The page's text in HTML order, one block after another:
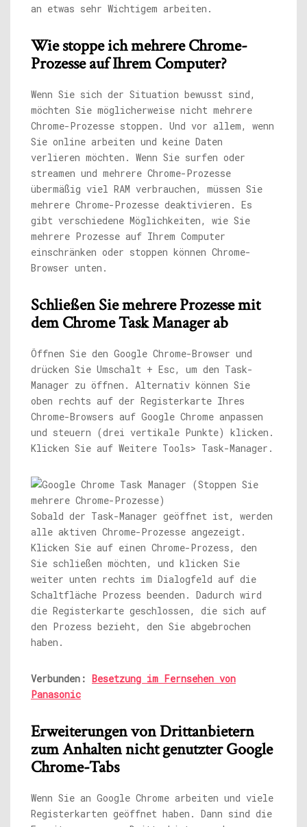
an etwas sehr Wichtigem arbeiten.
Wie stoppe ich mehrere Chrome-
Prozesse auf Ihrem Computer?
Wenn Sie sich der Situation bewusst sind,
möchten Sie möglicherweise nicht mehrere
Chrome-Prozesse stoppen. Und vor allem, wenn
Sie online arbeiten und keine Daten
verlieren möchten. Wenn Sie surfen oder
streamen und mehrere Chrome-Prozesse
übermäßig viel RAM verbrauchen, müssen Sie
mehrere Chrome-Prozesse deaktivieren. Es
gibt verschiedene Möglichkeiten, wie Sie
mehrere Prozesse auf Ihrem Computer
einschränken oder stoppen können Chrome-
Browser unten.
Schließen Sie mehrere Prozesse mit
dem Chrome Task Manager ab
Öffnen Sie den Google Chrome-Browser und
drücken Sie Umschalt + Esc, um den Task-
Manager zu öffnen. Alternativ können Sie
oben rechts auf der Registerkarte Ihres
Chrome-Browsers auf Google Chrome anpassen
und steuern (drei vertikale Punkte) klicken.
Klicken Sie auf Weitere Tools> Task-Manager.
Sobald der Task-Manager geöffnet ist, werden
alle aktiven Chrome-Prozesse angezeigt.
Klicken Sie auf einen Chrome-Prozess, den
Sie schließen möchten, und klicken Sie
weiter unten rechts im Dialogfeld auf die
Schaltfläche Prozess beenden. Dadurch wird
die Registerkarte geschlossen, die sich auf
den Prozess bezieht, den Sie abgebrochen
haben.
Verbunden: Besetzung im Fernsehen von
Panasonic
Erweiterungen von Drittanbietern
zum Anhalten nicht genutzter Google
Chrome-Tabs
Wenn Sie an Google Chrome arbeiten und viele
Registerkarten geöffnet haben. Dann sind die